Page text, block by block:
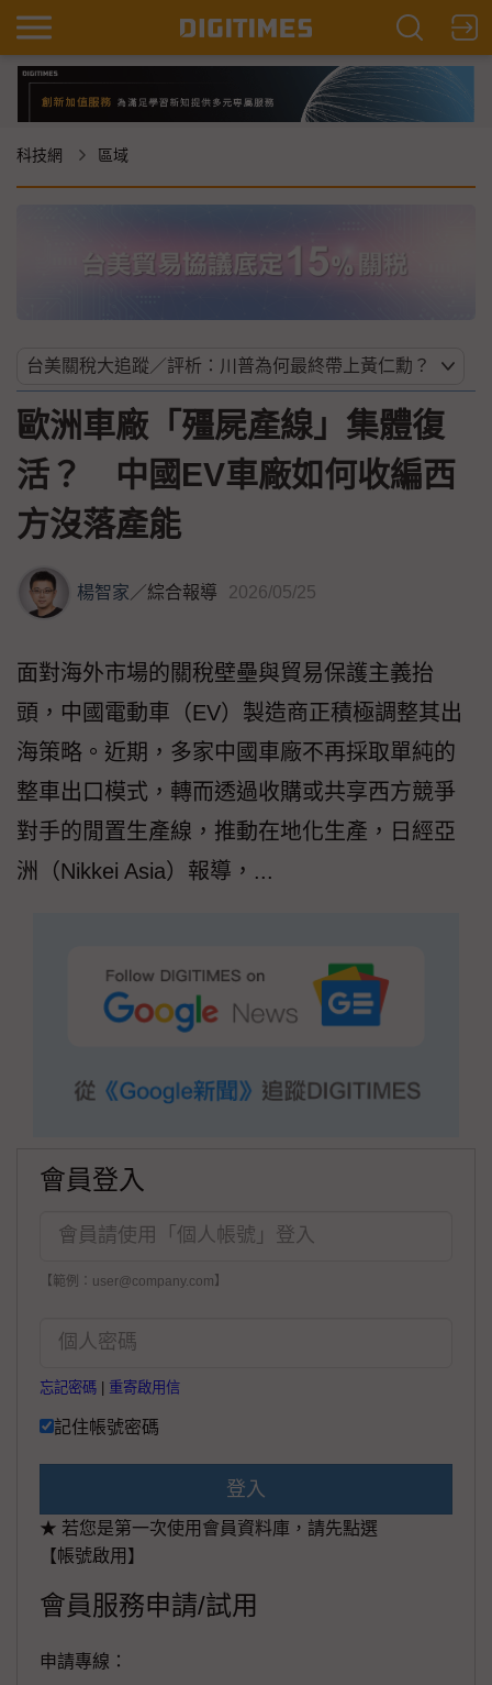
科技網 區域
歐洲車廠「殭屍產線」集體復
活？ 中國EV車廠如何收編西
方沒落產能
楊智家 ／綜合報導 2026/05/25
面對海外市場的關稅壁壘與貿易保護主義抬
頭，中國電動車（EV）製造商正積極調整其出
海策略。近期，多家中國車廠不再採取單純的
整車出口模式，轉而透過收購或共享西方競爭
對手的閒置生產線，推動在地化生產，日經亞
洲（Nikkei Asia）報導，...
會員登入
【範例：user@company.com】
忘記密碼 重寄啟用信
記住帳號密碼
登入
★ 若您是第一次使用會員資料庫，請先點選
【帳號啟用】
會員服務申請/試用
申請專線：